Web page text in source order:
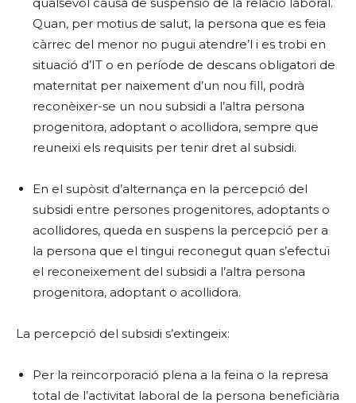
Quan, per motius de salut, la persona que es feia
càrrec del menor no pugui atendre’l i es trobi en
situació d’IT o en període de descans obligatori de
maternitat per naixement d’un nou fill, podrà
reconèixer-se un nou subsidi a l’altra persona
progenitora, adoptant o acollidora, sempre que
reuneixi els requisits per tenir dret al subsidi.
En el supòsit d’alternança en la percepció del
subsidi entre persones progenitores, adoptants o
acollidores, queda en suspens la percepció per a
la persona que el tingui reconegut quan s’efectuï
el reconeixement del subsidi a l’altra persona
progenitora, adoptant o acollidora.
La percepció del subsidi s’extingeix:
Per la reincorporació plena a la feina o la represa
total de l’activitat laboral de la persona beneficiària